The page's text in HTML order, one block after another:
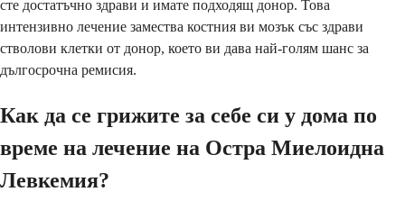
сте достатъчно здрави и имате подходящ донор. Това
интензивно лечение замества костния ви мозък със здрави
стволови клетки от донор, което ви дава най-голям шанс за
дългосрочна ремисия.
Как да се грижите за себе си у дома по
време на лечение на Остра Миелоидна
Левкемия?